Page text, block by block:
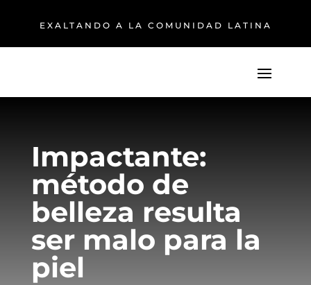
EXALTANDO A LA COMUNIDAD LATINA
Impactante:
método de
belleza resulta
ser malo para la
piel